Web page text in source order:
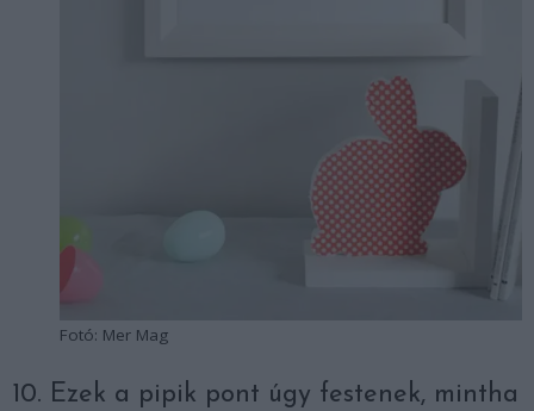
Fotó: Mer Mag
10. Ezek a pipik pont úgy festenek, mintha